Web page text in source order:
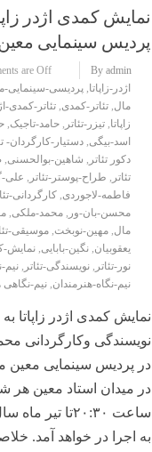
نمایش کمدی اژدر
پردیس سینمایی
By admin
are Off
اژدر-زاپاتا, پردیسی-سینمایی-
مال, تئاتر-کمدی, تئاتر-کمدی-
زاپاتا, تیزر-تئاتر , حامد-تاجیک,
اسد-بیگی, دستیار-کارگردان-
دکور تئاتر , شاهین-بوالحسنی,
تئاتر , طراح-پوستر-تئاتر , علی-
فاطمه-لاجوردی, کارگردانی-
محسن-بان-ور , محمد-ملکی,
مال, مهین-نوبخت, موسیقی-
یعقوبیان, نگین-بابایی, نمایش-
نور-تئاتر , نویسندگی-تئاتر , نیم-
نیم-نگاه-هنرمندان, نیم-نگاهی
نمایش کمدی اژدر زاپاتا به
نویسندگی وکارگردانی
در پردیس سینمایی معین
در میدان استاد معین هر
به اجرا در خواهد آمد.